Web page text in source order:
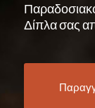
Δίπλα σας